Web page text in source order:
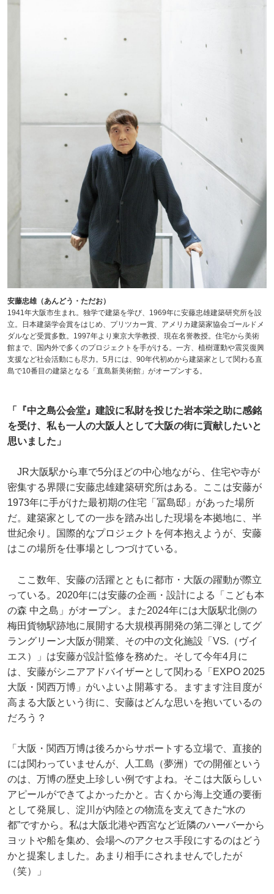
安藤忠雄（あんどう・ただお）
1941年大阪市生まれ。独学で建築を学び、1969年に安藤忠雄建築研究所を設
立。日本建築学会賞をはじめ、プリツカー賞、アメリカ建築家協会ゴールドメ
ダルなど受賞多数。1997年より東京大学教授、現在名誉教授。住宅から美術
館まで、国内外で多くのプロジェクトを手がける。一方、植樹運動や震災復興
支援など社会活動にも尽力。5月には、90年代初めから建築家として関わる直
島で10番目の建築となる「直島新美術館」がオープンする。
「『中之島公会堂』建設に私財を投じた岩本栄之助に感銘
を受け、私も一人の大阪人として大阪の街に貢献したいと
思いました」
JR大阪駅から車で5分ほどの中心地ながら、住宅や寺が
密集する界隈に安藤忠雄建築研究所はある。ここは安藤が
1973年に手がけた最初期の住宅「冨島邸」があった場所
だ。建築家としての一歩を踏み出した現場を本拠地に、半
世紀余り。国際的なプロジェクトを何本抱えようが、安藤
はこの場所を仕事場としつづけている。
ここ数年、安藤の活躍とともに都市・大阪の躍動が際立
っている。2020年には安藤の企画・設計による「こども本
の森 中之島」がオープン。また2024年には大阪駅北側の
梅田貨物駅跡地に展開する大規模再開発の第二弾としてグ
ラングリーン大阪が開業、その中の文化施設「VS.（ヴイ
エス）」は安藤が設計監修を務めた。そして今年4月に
は、安藤がシニアアドバイザーとして関わる「EXPO 2025
大阪・関西万博」がいよいよ開幕する。ますます注目度が
高まる大阪という街に、安藤はどんな思いを抱いているの
だろう？
「大阪・関西万博は後ろからサポートする立場で、直接的
には関わっていませんが、人工島（夢洲）での開催という
のは、万博の歴史上珍しい例ですよね。そこは大阪らしい
アピールができてよかったかと。古くから海上交通の要衝
として発展し、淀川が内陸との物流を支えてきた“水の
都”ですから。私は大阪北港や西宮など近隣のハーバーから
ヨットや船を集め、会場へのアクセス手段にするのはどう
かと提案しました。あまり相手にされませんでしたが
（笑）」